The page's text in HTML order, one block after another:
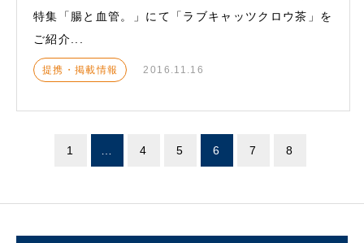
特集「腸と血管。」にて「ラブキャッツクロウ茶」を
ご紹介...
提携・掲載情報 2016.11.16
1 … 4 5 6 7 8